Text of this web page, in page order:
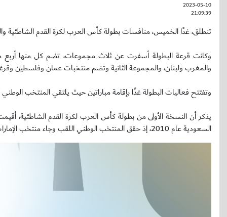
2023-05-10
21:09:39
تنطلق، غدًا الخميس، منافسات بطولة كأس العرب لكرة القدم الشاطئية والتي تستضيفها جدة خلال
وكانت قرعة البطولة أسفرت عن ثلاث مجموعات، تضم كل منها أربع
والمغرب ولبنان، والمجموعة الثانية وتضم منتخبات عمان وفلسطين
وتفتتح فعاليات البطولة غدًا بإقامة مباراتين حيث يلتقي المنتخب
السعودية عام 2010، إذ حقق المنتخب الوطني اللقب وجاء منتخب الإمارات في الوصافة، ثم أقيمت النسخة الثالثة عام 2014 مجدداً في مصر، ونال لقبها أصحاب الأرض.